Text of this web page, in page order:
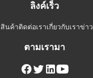
ลิงค์เร็ว
สินค้าติดต่อเราเกี่ยวกับเราข่าว
ตามเรามา